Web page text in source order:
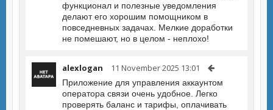
функционал и полезные уведомления
делают его хорошим помощником в
повседневных задачах. Мелкие доработки
не помешают, но в целом - неплохо!
alexlogan 11 November 2025 13:01
Приложение для управления аккаунтом
оператора связи очень удобное. Легко
проверять баланс и тарифы, оплачивать